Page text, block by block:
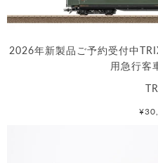
2026年新製品ご予約受付中
用急行客